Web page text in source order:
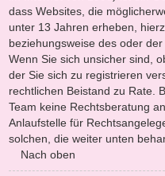
dass Websites, die
unter 13 Jahren erheben,
beziehungsweise des oder
Wenn Sie sich unsicher sind,
der Sie sich zu registrieren
rechtlichen Beistand zu Rate.
Team keine Rechtsberatung
Anlaufstelle für
solchen, die weiter unten
Nach oben